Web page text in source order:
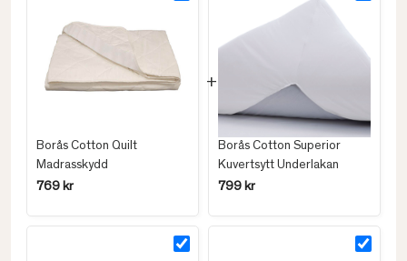
Borås Cotton Quilt
Madrasskydd
769 kr
Borås Cotton Superior
Kuvertsytt Underlakan
799 kr